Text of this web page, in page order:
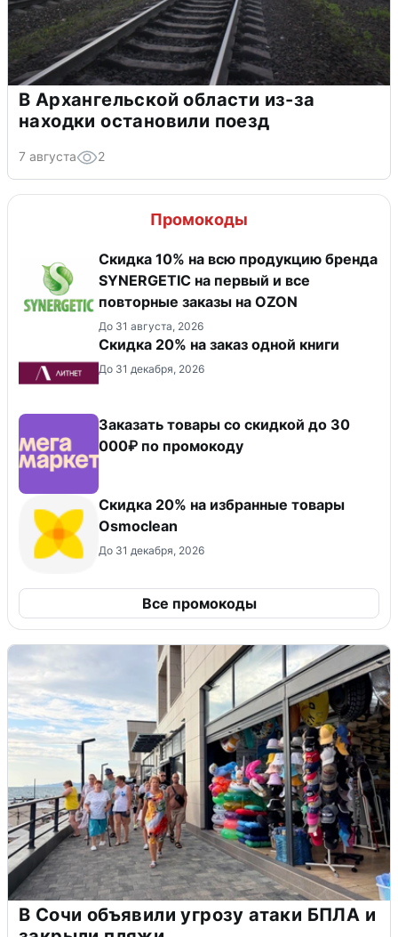
В Архангельской области из-за
находки остановили поезд
7 августа 2
Промокоды
Скидка 10% на всю продукцию бренда
SYNERGETIC на первый и все
повторные заказы на OZON
До 31 августа, 2026
Скидка 20% на заказ одной книги
До 31 декабря, 2026
Заказать товары со скидкой до 30
000₽ по промокоду
Скидка 20% на избранные товары
Osmoclean
До 31 декабря, 2026
Все промокоды
В Сочи объявили угрозу атаки БПЛА и